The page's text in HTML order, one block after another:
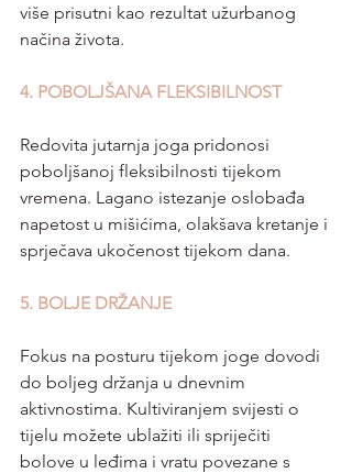
više prisutni kao rezultat užurbanog
načina života.
4. POBOLJŠANA FLEKSIBILNOST
Redovita jutarnja joga pridonosi
poboljšanoj fleksibilnosti tijekom
vremena. Lagano istezanje oslobađa
napetost u mišićima, olakšava kretanje i
sprječava ukočenost tijekom dana.
5. BOLJE DRŽANJE
Fokus na posturu tijekom joge dovodi
do boljeg držanja u dnevnim
aktivnostima. Kultiviranjem svijesti o
tijelu možete ublažiti ili spriječiti
bolove u leđima i vratu povezane s